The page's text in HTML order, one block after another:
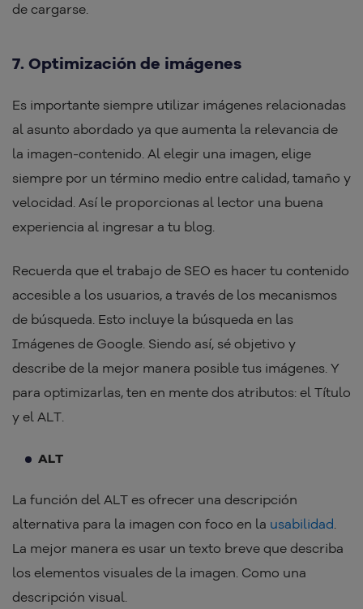
de cargarse.
7. Optimización de imágenes
Es importante siempre utilizar imágenes relacionadas
al asunto abordado ya que aumenta la relevancia de
la imagen-contenido. Al elegir una imagen, elige
siempre por un término medio entre calidad, tamaño y
velocidad. Así le proporcionas al lector una buena
experiencia al ingresar a tu blog.
Recuerda que el trabajo de SEO es hacer tu contenido
accesible a los usuarios, a través de los mecanismos
de búsqueda. Esto incluye la búsqueda en las
Imágenes de Google. Siendo así, sé objetivo y
describe de la mejor manera posible tus imágenes. Y
para optimizarlas, ten en mente dos atributos: el Título
y el ALT.
ALT
La función del ALT es ofrecer una descripción
alternativa para la imagen con foco en la usabilidad.
La mejor manera es usar un texto breve que describa
los elementos visuales de la imagen. Como una
descripción visual.